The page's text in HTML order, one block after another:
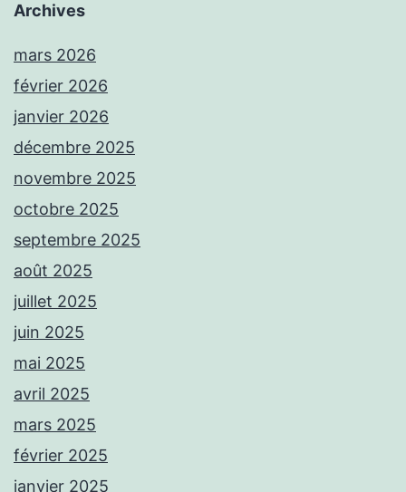
Archives
mars 2026
février 2026
janvier 2026
décembre 2025
novembre 2025
octobre 2025
septembre 2025
août 2025
juillet 2025
juin 2025
mai 2025
avril 2025
mars 2025
février 2025
janvier 2025